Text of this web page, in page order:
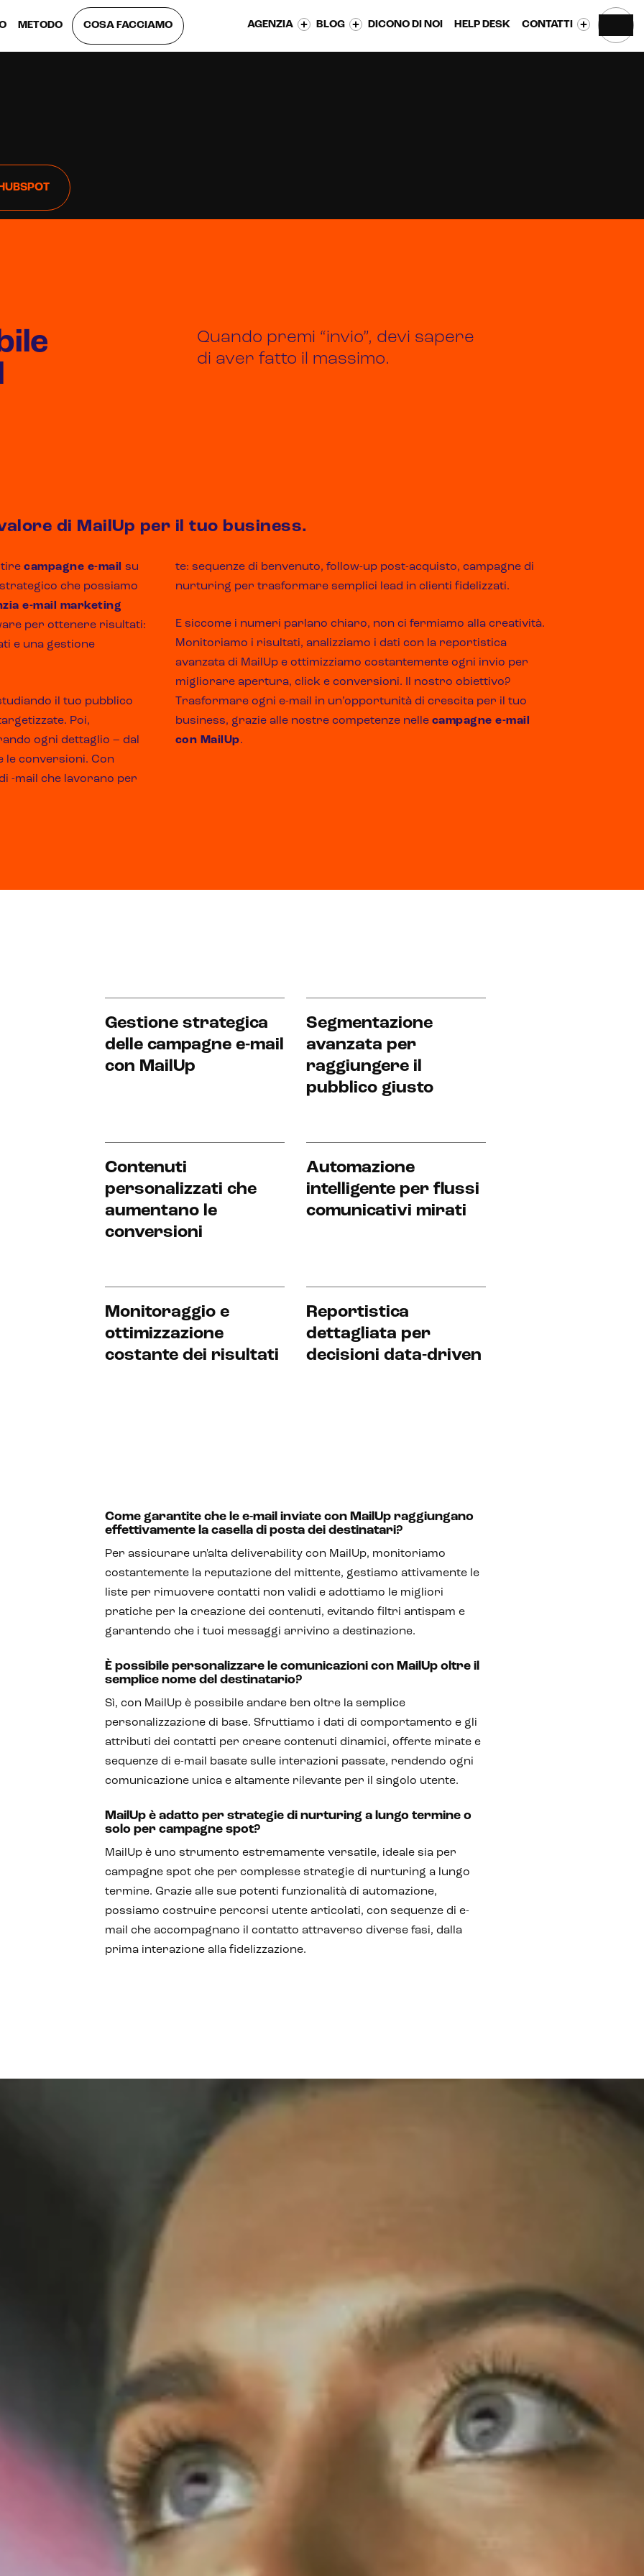
METODO COSA FACCIAMO AGENZIA BLOG DICONO DI NOI HELP DESK CONTATTI
Quando premi “invio”, devi sapere
di aver fatto il massimo.
di MailUp per il tuo business.
campagne e-mail
su
che possiamo
e-mail marketing
per ottenere risultati:
e una gestione
il tuo pubblico
Poi,
ogni dettaglio – dal
le conversioni. Con
-mail che lavorano per
te: sequenze di benvenuto, follow-up post-acquisto, campagne di
nurturing per trasformare semplici lead in clienti fidelizzati.
E siccome i numeri parlano chiaro, non ci fermiamo alla creatività.
Monitoriamo i risultati, analizziamo i dati con la reportistica
avanzata di MailUp e ottimizziamo costantemente ogni invio per
migliorare apertura, click e conversioni. Il nostro obiettivo?
Trasformare ogni e-mail in un’opportunità di crescita per il tuo
business, grazie alle nostre competenze nelle campagne e-mail
con MailUp.
Gestione strategica
delle campagne e-mail
con MailUp
Segmentazione
avanzata per
raggiungere il
pubblico giusto
Contenuti
personalizzati che
aumentano le
conversioni
Automazione
intelligente per flussi
comunicativi mirati
Monitoraggio e
ottimizzazione
costante dei risultati
Reportistica
dettagliata per
decisioni data-driven
Come garantite che le e-mail inviate con MailUp raggiungano
effettivamente la casella di posta dei destinatari?
Per assicurare un'alta deliverability con MailUp, monitoriamo
costantemente la reputazione del mittente, gestiamo attivamente le
liste per rimuovere contatti non validi e adottiamo le migliori
pratiche per la creazione dei contenuti, evitando filtri antispam e
garantendo che i tuoi messaggi arrivino a destinazione.
È possibile personalizzare le comunicazioni con MailUp oltre il
semplice nome del destinatario?
Sì, con MailUp è possibile andare ben oltre la semplice
personalizzazione di base. Sfruttiamo i dati di comportamento e gli
attributi dei contatti per creare contenuti dinamici, offerte mirate e
sequenze di e-mail basate sulle interazioni passate, rendendo ogni
comunicazione unica e altamente rilevante per il singolo utente.
MailUp è adatto per strategie di nurturing a lungo termine o
solo per campagne spot?
MailUp è uno strumento estremamente versatile, ideale sia per
campagne spot che per complesse strategie di nurturing a lungo
termine. Grazie alle sue potenti funzionalità di automazione,
possiamo costruire percorsi utente articolati, con sequenze di e-
mail che accompagnano il contatto attraverso diverse fasi, dalla
prima interazione alla fidelizzazione.